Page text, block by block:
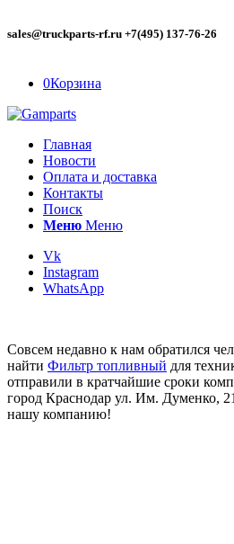
sales@truckparts-rf.ru +7(495) 137-76-26
0Корзина
Главная
Новости
Оплата и доставка
Контакты
Поиск
Меню Меню
Vk
Instagram
WhatsApp
Совсем недавно к нам обратился
найти Фильтр топливный для
отправили в кратчайшие сроки
город Краснодар ул. Им. Думенко,
нашу компанию!